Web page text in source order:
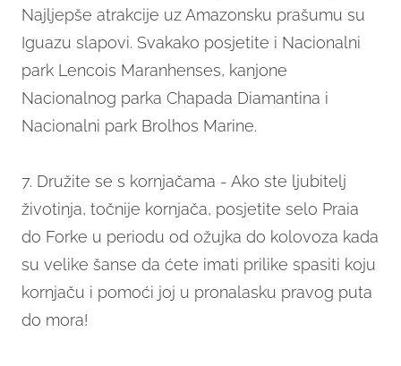
Najljepše atrakcije uz Amazonsku prašumu su
Iguazu slapovi. Svakako posjetite i Nacionalni
park Lencois Maranhenses, kanjone
Nacionalnog parka Chapada Diamantina i
Nacionalni park Brolhos Marine.
7. Družite se s kornjačama - Ako ste ljubitelj
životinja, točnije kornjača, posjetite selo Praia
do Forke u periodu od ožujka do kolovoza kada
su velike šanse da ćete imati prilike spasiti koju
kornjaču i pomoći joj u pronalasku pravog puta
do mora!